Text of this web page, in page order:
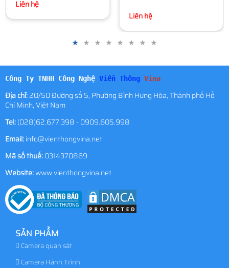
Liên hệ
Công Ty TNHH Công Nghệ Viễn Thông Vina
Địa chỉ:20/50 Đường số 5, Phường Bình Hưng Hòa, Thành phố Hồ
Chí Minh, Việt Nam
Tel:(028)62.677.398 - 0909.605.998
Email:info@vienthongvina.net
Mã số thuế:0314370869
Website:www.vienthongvina.net
SẢN PHẨM
Camera quan sát
Camera Hành Trình